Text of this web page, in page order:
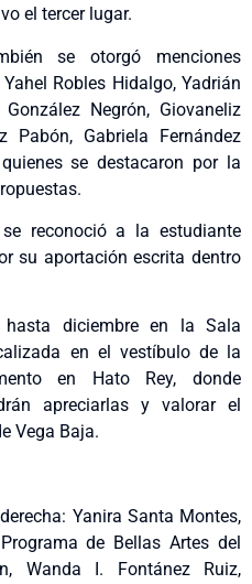
el tercer lugar.
se otorgó menciones
Robles Hidalgo, Yadrián
Negrón, Giovaneliz
Pabón, Gabriela Fernández
se destacaron por la
reconoció a la estudiante
su aportación escrita dentro
diciembre en la Sala
en el vestíbulo de la
en Hato Rey, donde
apreciarlas y valorar el
Vega Baja.
Yanira Santa Montes,
de Bellas Artes del
Wanda I. Fontánez Ruiz,